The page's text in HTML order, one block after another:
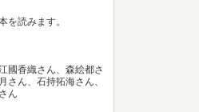
を読みます。
國香織さん、森絵都さ
さん、石持拓海さん、
ん